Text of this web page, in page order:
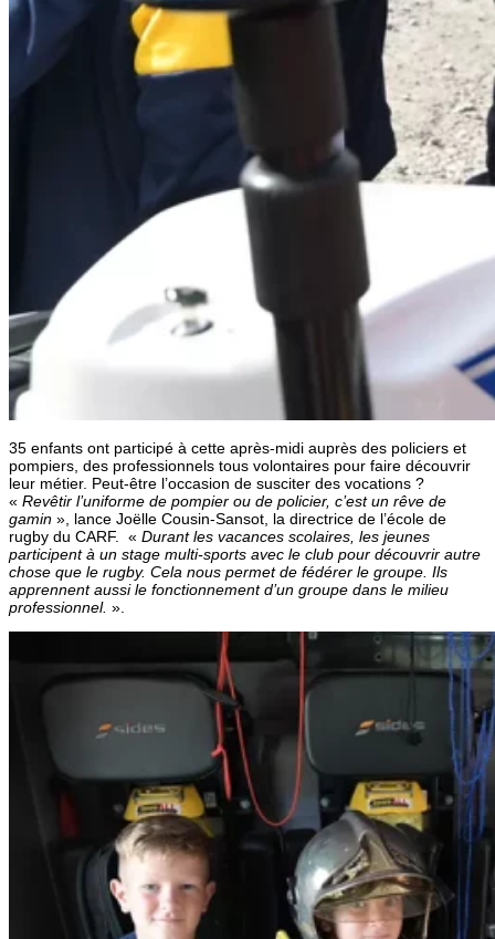
35 enfants ont participé à cette après-midi auprès des policiers et
pompiers, des professionnels tous volontaires pour faire découvrir
leur métier. Peut-être l’occasion de susciter des vocations ?
« Revêtir l’uniforme de pompier ou de policier, c’est un rêve de
gamin », lance Joëlle Cousin-Sansot, la directrice de l’école de
rugby du CARF. « Durant les vacances scolaires, les jeunes
participent à un stage multi-sports avec le club pour découvrir autre
chose que le rugby. Cela nous permet de fédérer le groupe. Ils
apprennent aussi le fonctionnement d’un groupe dans le milieu
professionnel. ».